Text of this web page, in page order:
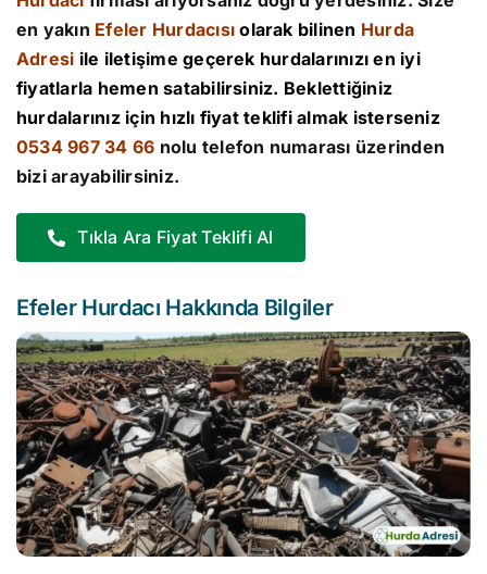
en yakın Efeler Hurdacısı olarak bilinen Hurda
Adresi ile iletişime geçerek hurdalarınızı en iyi
fiyatlarla hemen satabilirsiniz. Beklettiğiniz
hurdalarınız için hızlı fiyat teklifi almak isterseniz
0534 967 34 66 nolu telefon numarası üzerinden
bizi arayabilirsiniz.
Tıkla Ara Fiyat Teklifi Al
Efeler Hurdacı Hakkında Bilgiler